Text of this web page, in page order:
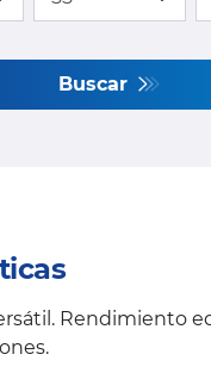
Buscar
Rendimiento